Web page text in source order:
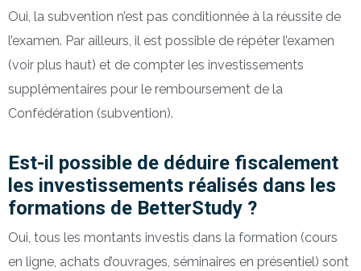
Oui, la subvention n’est pas conditionnée à la réussite de
l’examen. Par ailleurs, il est possible de répéter l’examen
(voir plus haut) et de compter les investissements
supplémentaires pour le remboursement de la
Confédération (subvention).
Est-il possible de déduire fiscalement
les investissements réalisés dans les
formations de BetterStudy ?
Oui, tous les montants investis dans la formation (cours
en ligne, achats d’ouvrages, séminaires en présentiel) sont